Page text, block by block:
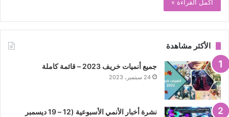
أكمل القراءة »
الأكثر مشاهدة
جميع أنميات خريف 2023 – قائمة كاملة
24 سبتمبر، 2023
نشرة أخبار الأنمي الأسبوعية (12 – 19 ديسمبر